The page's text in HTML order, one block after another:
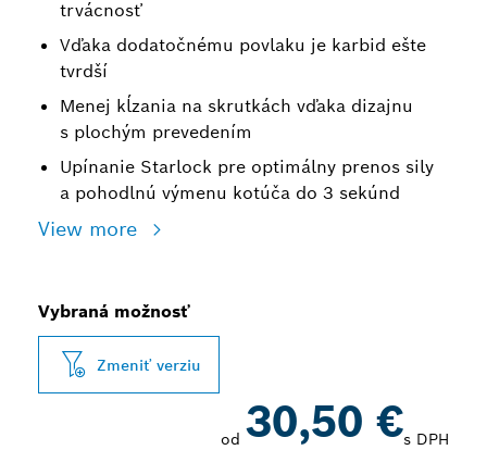
trvácnosť
Vďaka dodatočnému povlaku je karbid ešte
tvrdší
Menej kĺzania na skrutkách vďaka dizajnu
s plochým prevedením
Upínanie Starlock pre optimálny prenos sily
a pohodlnú výmenu kotúča do 3 sekúnd
View more
Vybraná možnosť
Zmeniť verziu
od 30,50 €s DPH